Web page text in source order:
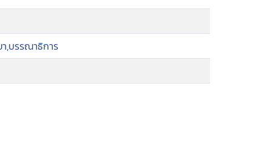
,บรรณาธิการ